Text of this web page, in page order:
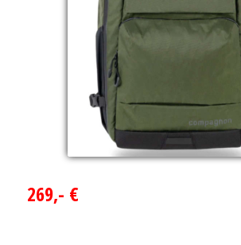
269,- €